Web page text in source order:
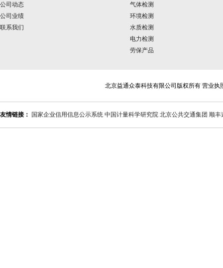
公司动态
公司业绩
联系我们
气体检测
环境检测
水质检测
电力检测
劳保产品
北京益通众泰科技有限公司版权所有 营业执
友情链接： 国家企业信用信息公示系统 中国计量科学研究院 北京公共交通集团 顺丰